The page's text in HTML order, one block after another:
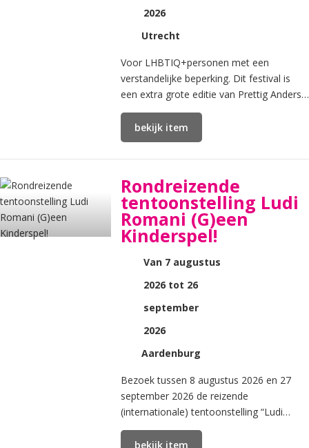
2026
Utrecht
Voor LHBTIQ+personen met een
verstandelijke beperking. Dit festival is
een extra grote editie van Prettig Anders
On Tour van de Regenboog Alliantie VG.
bekijk item
Rondreizende
tentoonstelling Ludi
Romani (G)een
Kinderspel!
Van 7 augustus
2026 tot 26
september
2026
Aardenburg
Bezoek tussen 8 augustus 2026 en 27
september 2026 de reizende
(internationale) tentoonstelling “Ludi
Romani.
bekijk item